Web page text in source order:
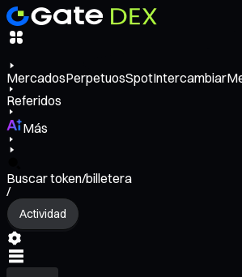
MercadosPerpetuosSpotIntercambiar
Referidos
Más
Buscar token/billetera
/
Actividad